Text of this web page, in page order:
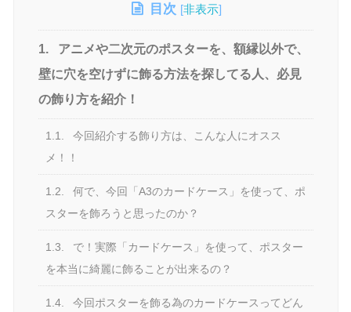
目次 [非表示]
1.
アニメや二次元のポスターを、額縁以外で、
壁に穴を空けずに飾る方法を探してる人、必見
の飾り方を紹介！
1.1.
今回紹介する飾り方は、こんな人にオスス
メ！！
1.2.
何で、今回「A3のカードケース」を使って、ポ
スターを飾ろうと思ったのか？
1.3.
で！実際「カードケース」を使って、ポスター
を本当に綺麗に飾ることが出来るの？
1.4.
今回ポスターを飾る為のカードケースってどん